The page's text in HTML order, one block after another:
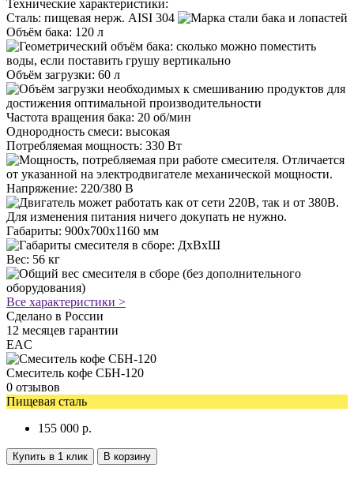
Технические характеристики:
Сталь: пищевая нерж. AISI 304
Объём бака: 120 л
Объём загрузки: 60 л
Частота вращения бака: 20 об/мин
Однородность смеси: высокая
Потребляемая мощность: 330 Вт
Напряжение: 220/380 В
Габариты: 900х700х1160 мм
Вес: 56 кг
Все характеристики >
Сделано в России
12 месяцев гарантии
EAC
Смеситель кофе СБН-120
0 отзывов
Пищевая сталь
155 000 р.
Купить в 1 клик В корзину